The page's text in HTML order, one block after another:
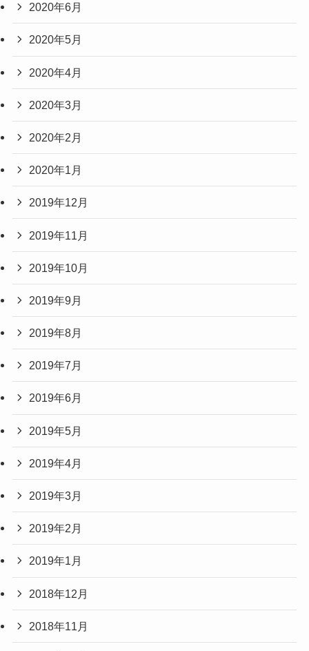
2020年6月
2020年5月
2020年4月
2020年3月
2020年2月
2020年1月
2019年12月
2019年11月
2019年10月
2019年9月
2019年8月
2019年7月
2019年6月
2019年5月
2019年4月
2019年3月
2019年2月
2019年1月
2018年12月
2018年11月